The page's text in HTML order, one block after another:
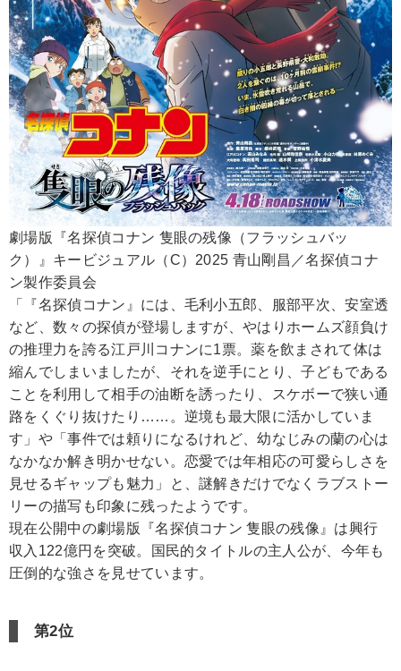
劇場版『名探偵コナン 隻眼の残像（フラッシュバッ
ク）』キービジュアル（C）2025 青山剛昌／名探偵コナ
ン製作委員会
「『名探偵コナン』には、毛利小五郎、服部平次、安室透
など、数々の探偵が登場しますが、やはりホームズ顔負け
の推理力を誇る江戸川コナンに1票。薬を飲まされて体は
縮んでしまいましたが、それを逆手にとり、子どもである
ことを利用して相手の油断を誘ったり、スケボーで狭い通
路をくぐり抜けたり……。逆境も最大限に活かしていま
す」や「事件では頼りになるけれど、幼なじみの蘭の心は
なかなか解き明かせない。恋愛では年相応の可愛らしさを
見せるギャップも魅力」と、謎解きだけでなくラブストー
リーの描写も印象に残ったようです。
現在公開中の劇場版『名探偵コナン 隻眼の残像』は興行
収入122億円を突破。国民的タイトルの主人公が、今年も
圧倒的な強さを見せています。
第2位